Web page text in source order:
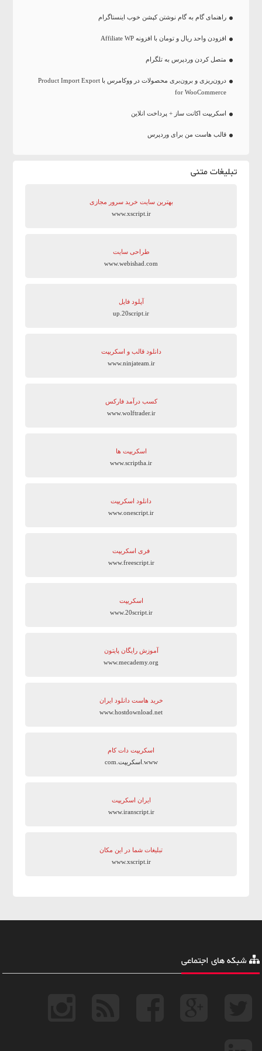
راهنمای گام به گام نوشتن کپشن خوب اینستاگرام
افزودن واحد ریال و تومان با افزونه Affiliate WP
متصل کردن وردپرس به تلگرام
درون‌ریزی و برون‌بری محصولات در ووکامرس با Product Import Export
for WooCommerce
اسکریپت اکانت ساز + پرداخت انلاین
قالب هاست من برای وردپرس
تبلیغات متنی
بهترین سایت‌ خرید سرور مجازی
www.xscript.ir
طراحی سایت
www.webishad.com
آپلود فایل
up.20script.ir
دانلود قالب و اسکریپت
www.ninjateam.ir
کسب درآمد فارکس
www.wolftrader.ir
اسکریپت ها
www.scriptha.ir
دانلود اسکریپت
www.onescript.ir
فری اسکریپت
www.freescript.ir
اسکریپت
www.20script.ir
آموزش رایگان پایتون
www.mecademy.org
خرید هاست دانلود ایران
www.hostdownload.net
اسکریپت دات کام
www.اسکریپت.com
ایران اسکریپت
www.iranscript.ir
تبلیغات شما در این مکان
www.xscript.ir
شبکه های اجتماعی